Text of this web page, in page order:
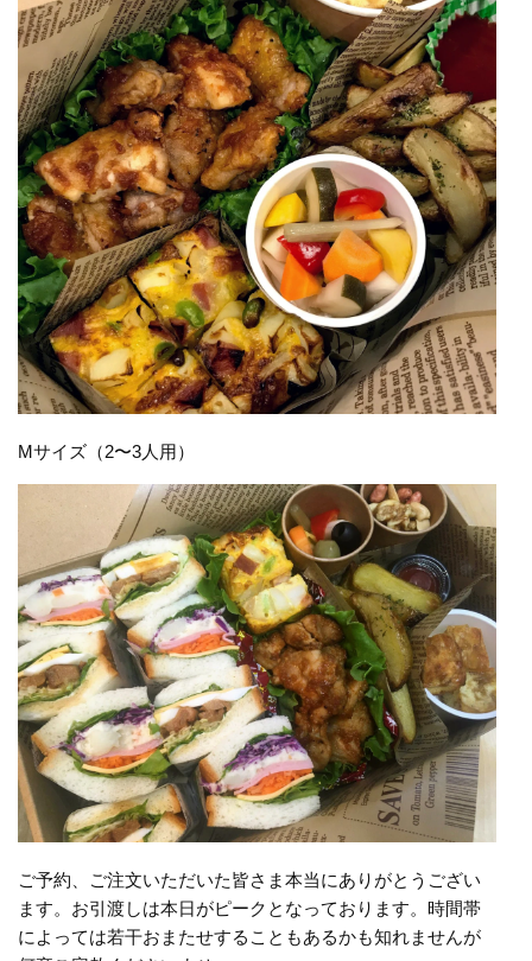
Mサイズ（2〜3人用）
ご予約、ご注文いただいた皆さま本当にありがとうござい
ます。お引渡しは本日がピークとなっております。時間帯
によっては若干おまたせすることもあるかも知れませんが